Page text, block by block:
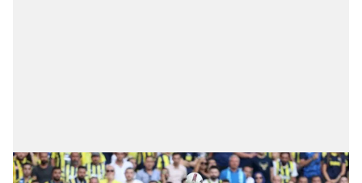
sınırlı olarak açık rızanız dahilinde kullanılacaktır.